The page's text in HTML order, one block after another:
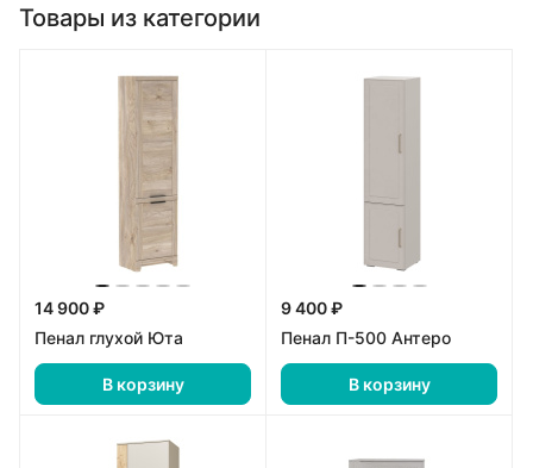
Товары из категории
14 900 ₽
Пенал глухой Юта
В корзину
9 400 ₽
Пенал П-500 Антеро
В корзину